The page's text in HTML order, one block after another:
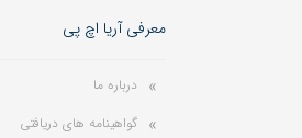
معرفی آریا اچ پی
درباره ما
گواهینامه های دریافتی